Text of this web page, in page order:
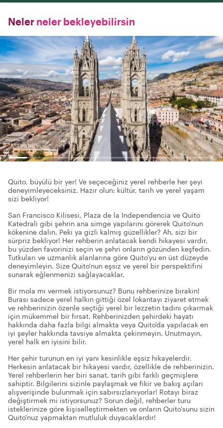
Neler neler bekleyebilirsin
Quito, büyülü bir yer! Ve seçeceğiniz yerel rehberle her şeyi
deneyimleyeceksiniz. Hazır olun; kültür, tarih ve yerel yaşam
sizi bekliyor!
San Francisco Kilisesi, Plaza de la Independencia ve Quito
Katedrali gibi şehrin ana simge yapılarını görerek Quito'nun
kökenine dalın. Peki ya gizli kalmış güzellikler? Ah, sizi bir
sürpriz bekliyor! Her rehberin anlatacak kendi hikayesi vardır,
bu yüzden favorinizi seçin ve şehri onların gözünden keşfedin.
Tutkuları ve uzmanlık alanlarına göre Quito'yu en üst düzeyde
deneyimleyin. Size Quito'nun eşsiz ve yerel bir perspektifini
sunarak eğlenmenizi sağlayacaklar.
Bir mola mı vermek istiyorsunuz? Bunu rehberinize bırakın!
Burası sadece yerel halkın gittiği özel lokantayı ziyaret etmek
ve rehberinizin özenle seçtiği yerel bir lezzetin tadını çıkarmak
için mükemmel bir fırsat. Rehberinizden şehirdeki hayatı
hakkında daha fazla bilgi almakta veya Quito'da yapılacak en
iyi şeyler hakkında tavsiye almakta çekinmeyin. Unutmayın,
yerel halk en iyisini bilir.
Her şehir turunun en iyi yanı kesinlikle eşsiz hikayelerdir.
Herkesin anlatacak bir hikayesi vardır, özellikle de rehberinizin.
Yerel rehberlerin her biri sanat, tarih gibi farklı geçmişlere
sahiptir. Bilgilerini sizinle paylaşmak ve fikir ve bakış açıları
alışverişinde bulunmak için sabırsızlanıyorlar! Rotayı biraz
değiştirmek mi istiyorsunuz? Sorun değil, rehberler turu
isteklerinize göre kişiselleştirmekten ve onların Quito'sunu sizin
Quito'nuz yapmaktan mutluluk duyacaklardır!